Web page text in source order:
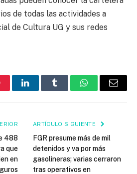
de todas las actividades a
de Cultura UG y sus redes
LinkedInTumblr WhatsAppEmail
488
que
en
ARTÍCULO SIGUIENTE
FGR presume más de mil
detenidos y va por más
gasolineras; varias cerraron
tras operativos en